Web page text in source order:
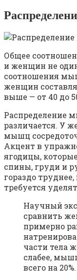
Общее
и женщин не
соотношения
женщин
выше — от 40 до
Распределение
различается. У
мышц
Акцент в
ягодицы,
спины, груди и
гораздо
требуется
Научный
сравнить
примерно
части тела
слабее,
всего на 20%.